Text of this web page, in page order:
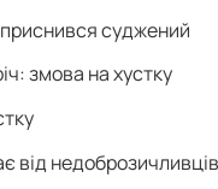
суджений
змова на хустку
від недоброзичливців